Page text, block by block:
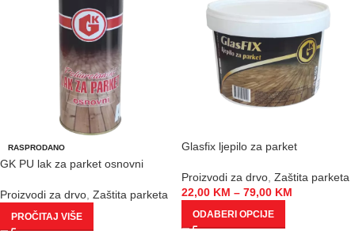
RASPRODANO
GK PU lak za parket osnovni
Proizvodi za drvo Zaštita parketa
PROČITAJ VIŠE
Glasfix ljepilo za parket
Proizvodi za drvo Zaštita parketa
22,00 KM – 79,00 KM
ODABERI OPCIJE